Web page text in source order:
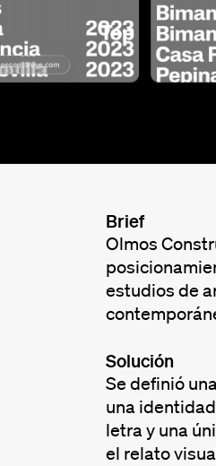
Brief
Olmos
estudios de
Solución
Se definió
una
letra y una
el relato